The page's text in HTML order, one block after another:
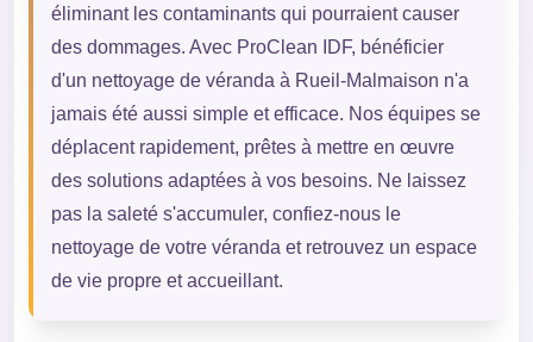
éliminant les contaminants qui pourraient causer
des dommages. Avec ProClean IDF, bénéficier
d'un nettoyage de véranda à Rueil-Malmaison n'a
jamais été aussi simple et efficace. Nos équipes se
déplacent rapidement, prêtes à mettre en œuvre
des solutions adaptées à vos besoins. Ne laissez
pas la saleté s'accumuler, confiez-nous le
nettoyage de votre véranda et retrouvez un espace
de vie propre et accueillant.